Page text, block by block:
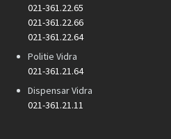
021-361.22.65
021-361.22.66
021-361.22.64
Politie Vidra
021-361.21.64
Dispensar Vidra
021-361.21.11